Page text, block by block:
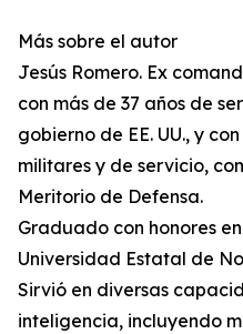
Más sobre el autor
Jesús Romero. Ex
con más de 37 años de
gobierno de EE. UU., y
militares y de servicio,
Meritorio de Defensa.
Graduado con honores
Universidad Estatal de
Sirvió en diversas
inteligencia, incluyendo